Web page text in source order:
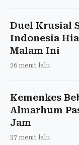
Duel Krusial
Indonesia
Malam Ini
26 menit lalu
Kemenkes
Almarhum
Jam
37 menit lalu